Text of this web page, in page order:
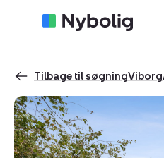
Tilbage til søgningViborg